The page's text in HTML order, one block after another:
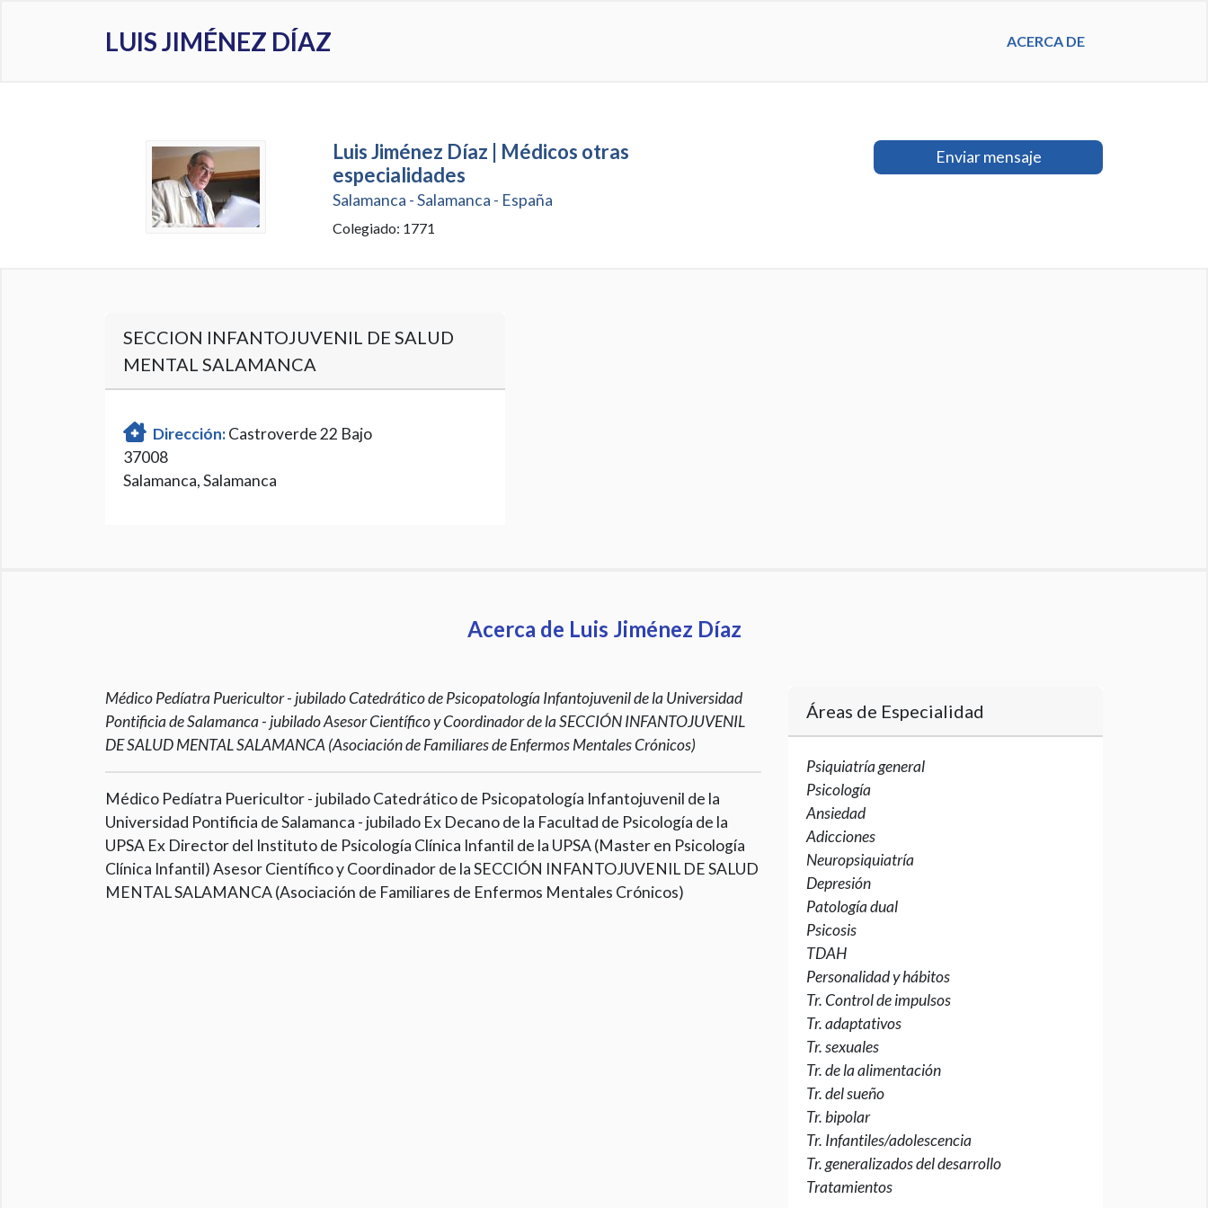
LUIS JIMÉNEZ DÍAZ ACERCA DE
Luis Jiménez Díaz | Médicos otras
especialidades
Salamanca - Salamanca - España
Colegiado: 1771
Enviar mensaje
SECCION INFANTOJUVENIL DE SALUD
MENTAL SALAMANCA
Dirección:Castroverde 22 Bajo
37008
Salamanca, Salamanca
Acerca de Luis Jiménez Díaz
Médico Pedíatra Puericultor - jubilado Catedrático de Psicopatología Infantojuvenil de la Universidad
Pontificia de Salamanca - jubilado Asesor Científico y Coordinador de la SECCIÓN INFANTOJUVENIL
DE SALUD MENTAL SALAMANCA (Asociación de Familiares de Enfermos Mentales Crónicos)
Médico Pedíatra Puericultor - jubilado Catedrático de Psicopatología Infantojuvenil de la
Universidad Pontificia de Salamanca - jubilado Ex Decano de la Facultad de Psicología de la
UPSA Ex Director del Instituto de Psicología Clínica Infantil de la UPSA (Master en Psicología
Clínica Infantil) Asesor Científico y Coordinador de la SECCIÓN INFANTOJUVENIL DE SALUD
MENTAL SALAMANCA (Asociación de Familiares de Enfermos Mentales Crónicos)
Áreas de Especialidad
Psiquiatría general
Psicología
Ansiedad
Adicciones
Neuropsiquiatría
Depresión
Patología dual
Psicosis
TDAH
Personalidad y hábitos
Tr. Control de impulsos
Tr. adaptativos
Tr. sexuales
Tr. de la alimentación
Tr. del sueño
Tr. bipolar
Tr. Infantiles/adolescencia
Tr. generalizados del desarrollo
Tratamientos